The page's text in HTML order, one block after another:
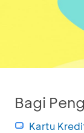
Bagi
Kartu